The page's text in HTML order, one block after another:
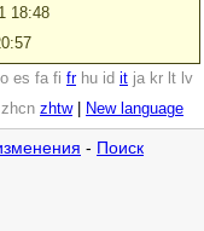
18:48
es fa fi fr hu id it ja kr lt lv
zhcn zhtw| New language
- Поиск